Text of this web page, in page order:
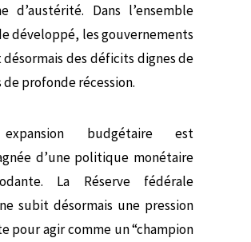
d’austérité. Dans l’ensemble
développé, les gouvernements
des déficits dignes de
profonde récession.
budgétaire est
d’une politique monétaire
La Réserve fédérale
subit désormais une pression
pour agir comme un “champion